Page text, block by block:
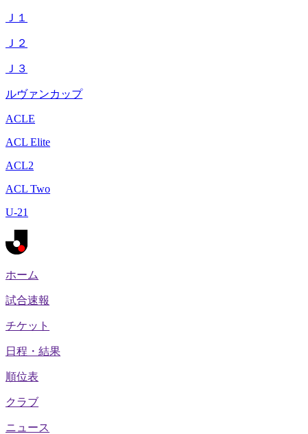
Ｊ１
Ｊ２
Ｊ３
ルヴァンカップ
ACLE
ACL Elite
ACL2
ACL Two
U-21
ホーム
試合速報
チケット
日程・結果
順位表
クラブ
ニュース